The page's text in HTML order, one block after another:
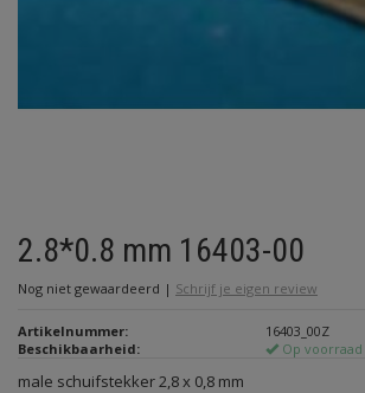
2.8*0.8 mm 16403-00
Nog niet gewaardeerd | Schrijf je eigen review
Artikelnummer:
16403_00Z
Beschikbaarheid:
Op voorraad
male schuifstekker 2,8 x 0,8 mm